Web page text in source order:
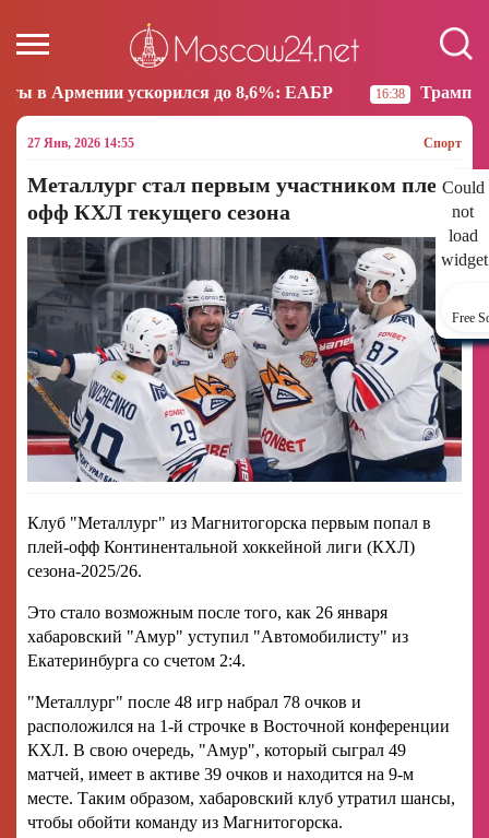
до 8,6%: ЕАБР 16:38 Трамп: США больше не
27 Янв, 2026 14:55 Спорт
Could
not
load
Free
Металлург стал первым участником плей-
офф КХЛ текущего сезона
Клуб "Металлург" из Магнитогорска первым попал в
плей-офф Континентальной хоккейной лиги (КХЛ)
сезона-2025/26.
Это стало возможным после того, как 26 января
хабаровский "Амур" уступил "Автомобилисту" из
Екатеринбурга со счетом 2:4.
"Металлург" после 48 игр набрал 78 очков и
расположился на 1-й строчке в Восточной конференции
КХЛ. В свою очередь, "Амур", который сыграл 49
матчей, имеет в активе 39 очков и находится на 9-м
месте. Таким образом, хабаровский клуб утратил шансы,
чтобы обойти команду из Магнитогорска.